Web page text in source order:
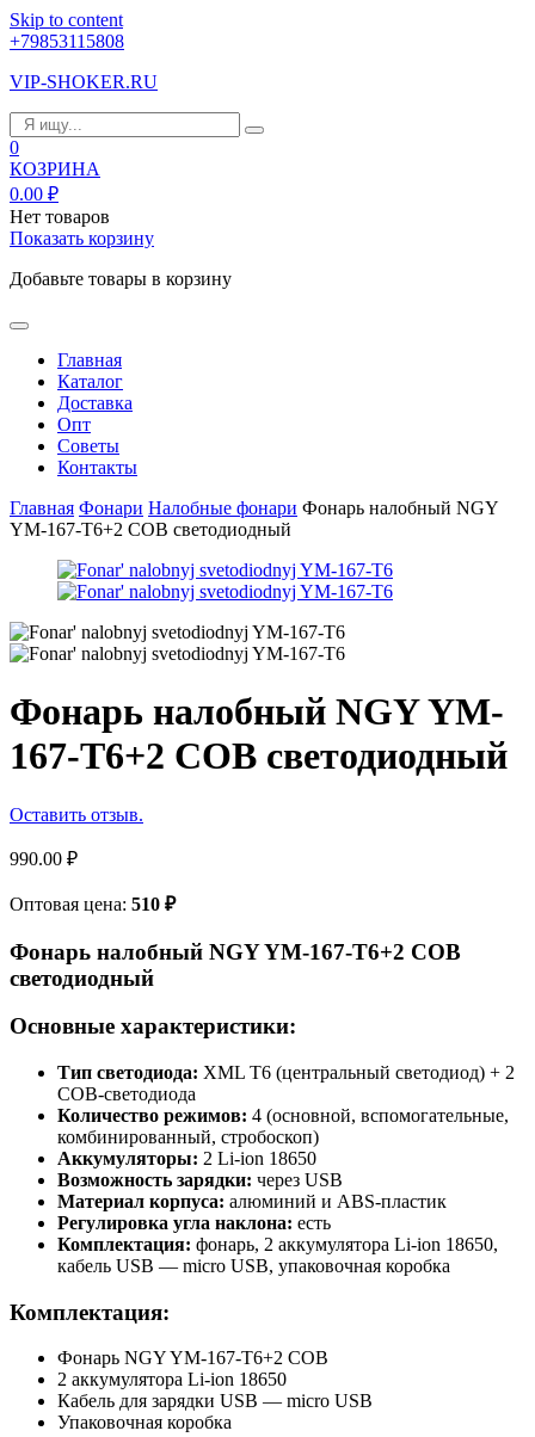
Skip to content
+79853115808
VIP-SHOKER.RU
0
КОЗРИНА
0.00 ₽
Нет товаров
Показать корзину
Добавьте товары в корзину
Главная
Каталог
Доставка
Опт
Советы
Контакты
Главная Фонари Налобные фонари Фонарь налобный NGY
YM-167-T6+2 COB светодиодный
Фонарь налобный NGY YM-
167-T6+2 COB светодиодный
Оставить отзыв.
990.00 ₽
Оптовая цена: 510 ₽
Фонарь налобный NGY YM-167-T6+2 COB
светодиодный
Основные характеристики:
Тип светодиода: XML T6 (центральный светодиод) + 2
COB-светодиода
Количество режимов: 4 (основной, вспомогательные,
комбинированный, стробоскоп)
Аккумуляторы: 2 Li-ion 18650
Возможность зарядки: через USB
Материал корпуса: алюминий и ABS-пластик
Регулировка угла наклона: есть
Комплектация: фонарь, 2 аккумулятора Li-ion 18650,
кабель USB — micro USB, упаковочная коробка
Комплектация:
Фонарь NGY YM-167-T6+2 COB
2 аккумулятора Li-ion 18650
Кабель для зарядки USB — micro USB
Упаковочная коробка